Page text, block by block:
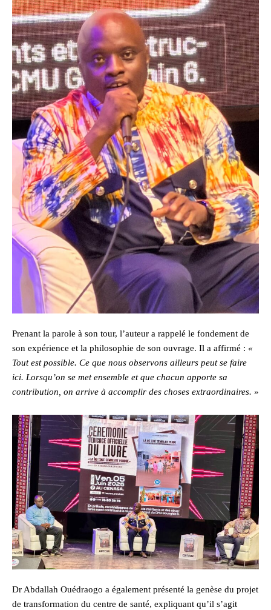
Prenant la parole à son tour, l’auteur a rappelé le fondement de
son expérience et la philosophie de son ouvrage. Il a affirmé : «
Tout est possible. Ce que nous observons ailleurs peut se faire
ici. Lorsqu’on se met ensemble et que chacun apporte sa
contribution, on arrive à accomplir des choses extraordinaires. »
Dr Abdallah Ouédraogo a également présenté la genèse du projet
de transformation du centre de santé, expliquant qu’il s’agit